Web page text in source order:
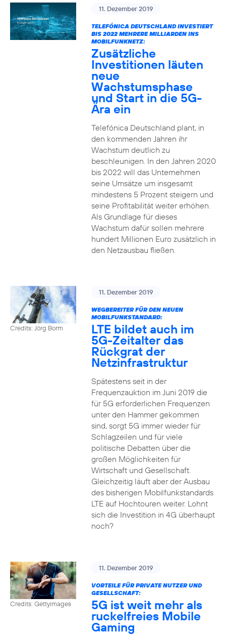
11. Dezember 2019
TELEFÓNICA DEUTSCHLAND INVESTIERT
BIS 2022 MEHRERE MILLIARDEN INS
MOBILFUNKNETZ:
Zusätzliche
Investitionen läuten
neue
Wachstumsphase
und Start in die 5G-
Ära ein
Telefónica Deutschland plant, in
den kommenden Jahren ihr
Wachstum deutlich zu
beschleunigen. In den Jahren 2020
bis 2022 will das Unternehmen
seine Umsätze um insgesamt
mindestens 5 Prozent steigern und
seine Profitabilität weiter erhöhen.
Als Grundlage für dieses
Wachstum dafür sollen mehrere
hundert Millionen Euro zusätzlich in
den Netzausbau fließen.
Credits: Jörg Borm
11. Dezember 2019
WEGBEREITER FÜR DEN NEUEN
MOBILFUNKSTANDARD:
LTE bildet auch im
5G-Zeitalter das
Rückgrat der
Netzinfrastruktur
Spätestens seit in der
Frequenzauktion im Juni 2019 die
für 5G erforderlichen Frequenzen
unter den Hammer gekommen
sind, sorgt 5G immer wieder für
Schlagzeilen und für viele
politische Debatten über die
großen Möglichkeiten für
Wirtschaft und Gesellschaft.
Gleichzeitig läuft aber der Ausbau
des bisherigen Mobilfunkstandards
LTE auf Hochtouren weiter. Lohnt
sich die Investition in 4G überhaupt
noch?
Credits: Gettyimages
11. Dezember 2019
VORTEILE FÜR PRIVATE NUTZER UND
GESELLSCHAFT:
5G ist weit mehr als
ruckelfreies Mobile
Gaming